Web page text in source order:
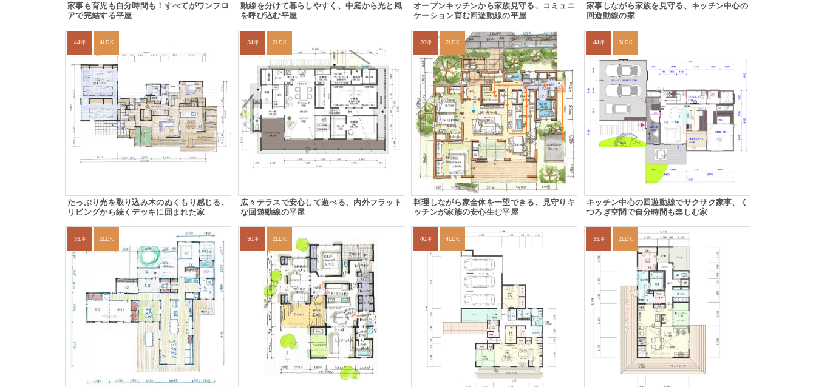
家事も育児も自分時間も！すべてがワンフロ
アで完結する平屋
動線を分けて暮らしやすく、中庭から光と風
を呼び込む平屋
オープンキッチンから家族見守る、コミュニ
ケーション育む回遊動線の平屋
家事しながら家族を見守る、キッチン中心の
回遊動線の家
44坪 4LDK
たっぷり光を取り込み木のぬくもり感じる、
リビングから続くデッキに囲まれた家
34坪 2LDK
広々テラスで安心して遊べる、内外フラット
な回遊動線の平屋
30坪 2LDK
料理しながら家全体を一望できる、見守りキ
ッチンが家族の安心生む平屋
44坪 3LDK
キッチン中心の回遊動線でサクサク家事、く
つろぎ空間で自分時間も楽しむ家
33坪 2LDK 30坪 2LDK 40坪 4LDK 33坪 2LDK